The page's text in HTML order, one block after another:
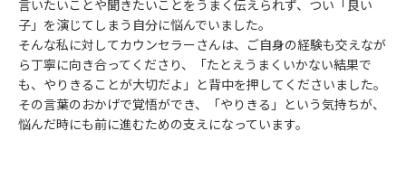
言いたいことや聞きたいことをうまく伝えられず、つい「良い
子」を演じてしまう自分に悩んでいました。
そんな私に対してカウンセラーさんは、ご自身の経験も交えなが
ら丁寧に向き合ってくださり、「たとえうまくいかない結果で
も、やりきることが大切だよ」と背中を押してくださいました。
その言葉のおかげで覚悟ができ、「やりきる」という気持ちが、
悩んだ時にも前に進むための支えになっています。